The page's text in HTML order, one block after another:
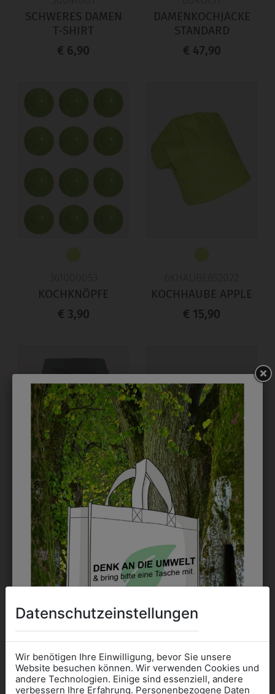
SCHWERES DAMEN
T-SHIRT
€ 6,90
DAMENKOCHJACKE
STANDARD
€ 47,90
KOCHKNÖPFE
€ 3,90
KOCHHAUBE APPLE
€ 15,90
1TUHSW4501
HALBSCHÜRZE 45
CM MIT LOGO- +
NAMENSSTICK
€ 24,90
3QUARTERM96
SOCKEN 3ER PACK
€ 9,90
Datenschutzeinstellungen
Wir benötigen Ihre Einwilligung, bevor Sie unsere
Website besuchen können. Wir verwenden Cookies und
andere Technologien. Einige sind essenziell, andere
verbessern Ihre Erfahrung. Personenbezogene Daten